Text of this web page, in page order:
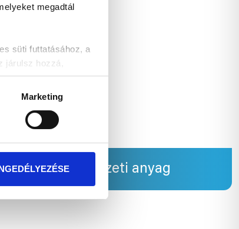
megadtál
süti futtatásához, a
járulsz hozzá,
Marketing
Szerkezeti anyag